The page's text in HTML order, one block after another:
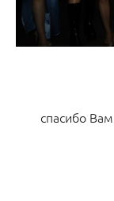
спасибо